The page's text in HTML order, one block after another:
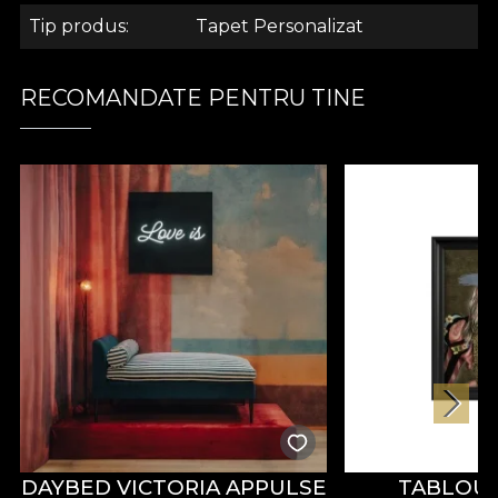
.
Colectia Tropical Vibe
Colectia de tapet Tropical Vibe se adreseaza
tuturor iubitorilor de natura. Dar in special
iubitorilor de natura exotica. Prin aceasta reusesti
sa te desprinzi de obisnuit si sa primesti o mostra
dintr-un taram indepartat. Tapetul produs in casa
noastra personifica un loc mereu scaldat in raze de
soare, mangaiat de briza marii si insufletit de
animale intrigante.
Tip produs Tapet Personalizat
RECOMANDATE PENTRU TINE
DAYBED VICTORIA APPULSE
TABLOU